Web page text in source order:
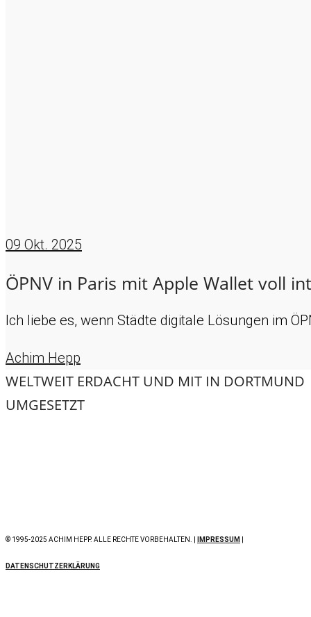
09 Okt. 2025
ÖPNV in Paris mit Apple Wallet voll
Ich liebe es, wenn Städte digitale Lösungen im
Achim Hepp
WELTWEIT ERDACHT UND MIT IN DORTMUND
UMGESETZT
© 1995-2025 ACHIM HEPP. ALLE RECHTE VORBEHALTEN. | IMPRESSUM
DATENSCHUTZERKLÄRUNG